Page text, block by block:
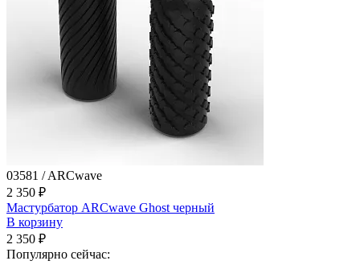
03581 / ARCwave
2 350 ₽
Мастурбатор ARCwave Ghost черный
В корзину
2 350 ₽
Популярно сейчас: